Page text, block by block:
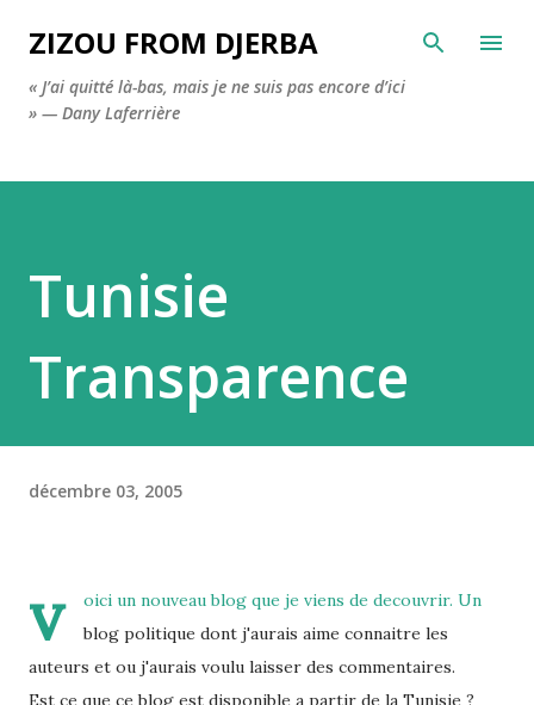
Accéder au contenu principal
ZIZOU FROM DJERBA
« J’ai quitté là-bas, mais je ne suis pas encore d’ici
» — Dany Laferrière
Tunisie
Transparence
décembre 03, 2005
v
oici un nouveau blog que je viens de decouvrir. Un
blog politique dont j'aurais aime connaitre les
auteurs et ou j'aurais voulu laisser des commentaires.
Est ce que ce blog est disponible a partir de la Tunisie ?